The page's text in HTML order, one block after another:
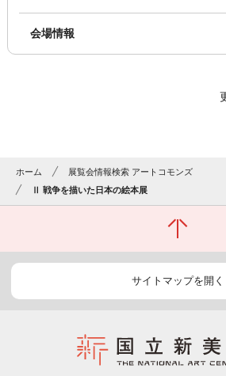
会場情報
ホーム
展覧会情報検索 アートコモンズ
Ⅱ 戦争を描いた日本の絵本展
サイトマップを開く